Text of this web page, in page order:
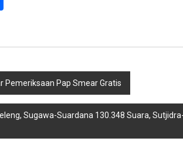
Pemeriksaan Pap Smear Gratis
Sugawa-Suardana 130.348 Suara,